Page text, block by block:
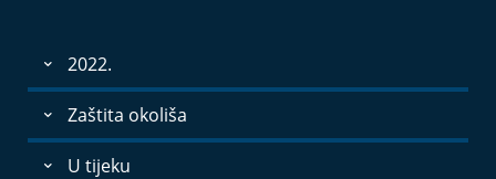
2022.
Zaštita okoliša
U tijeku